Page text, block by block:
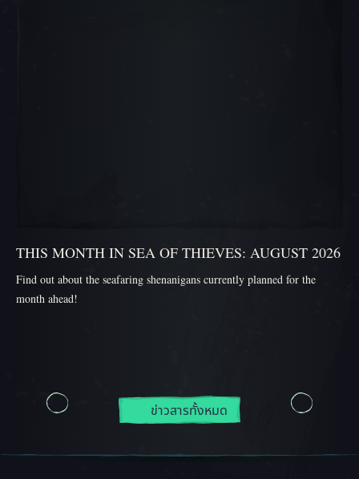
THIS MONTH IN SEA OF THIEVES: AUGUST 2026
Find out about the seafaring shenanigans currently planned for the
month ahead!
ข่าวสารทั้งหมด